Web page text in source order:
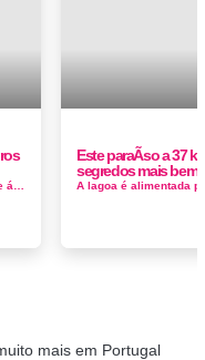
Este paraÃ­so a 37
segredos mais bem
mais em Portugal